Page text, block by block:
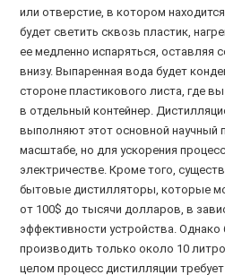
или отверстие, в котором
будет светить сквозь пластик,
ее медленно испаряться, оставляя
внизу. Выпаренная вода будет
стороне пластикового листа, где
в отдельный контейнер.
выполняют этот основной научный
масштабе, но для ускорения
электричестве. Кроме того,
бытовые дистилляторы, которые
от 100$ до тысячи долларов, в
эффективности устройства.
производить только около 10
целом процесс дистилляции